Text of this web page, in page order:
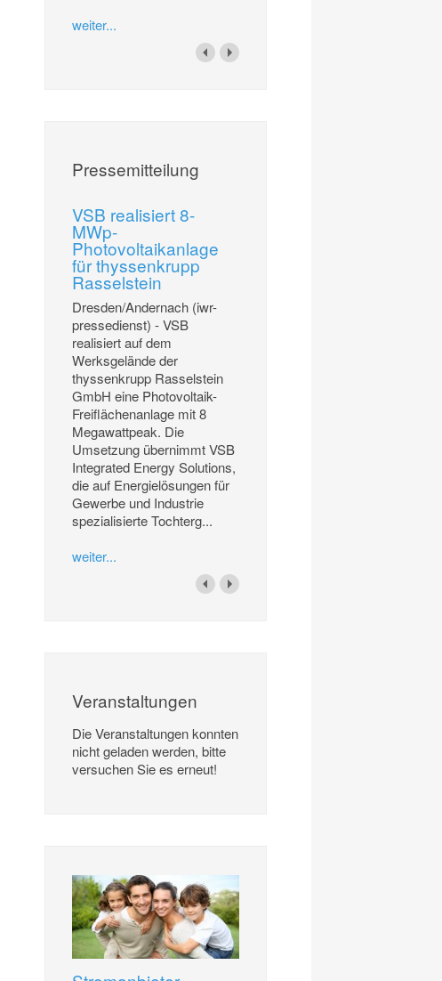
weiter...
Pressemitteilung
VSB realisiert 8-
MWp-
Photovoltaikanlage
für thyssenkrupp
Rasselstein
Dresden/Andernach (iwr-
pressedienst) - VSB
realisiert auf dem
Werksgelände der
thyssenkrupp Rasselstein
GmbH eine Photovoltaik-
Freiflächenanlage mit 8
Megawattpeak. Die
Umsetzung übernimmt VSB
Integrated Energy Solutions,
die auf Energielösungen für
Gewerbe und Industrie
spezialisierte Tochterg...
weiter...
Veranstaltungen
Die Veranstaltungen konnten
nicht geladen werden, bitte
versuchen Sie es erneut!